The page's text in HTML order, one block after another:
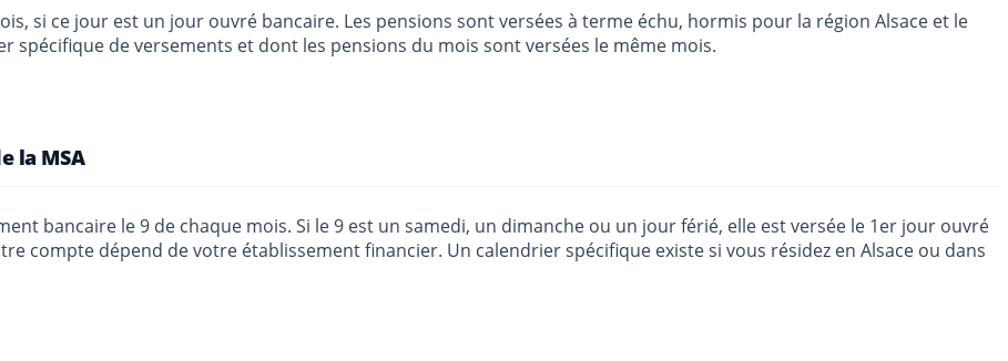
si ce jour est un jour ouvré bancaire. Les pensions sont versées à terme échu, hormis pour la région Alsace et le
spécifique de versements et dont les pensions du mois sont versées le même mois.
la MSA
bancaire le 9 de chaque mois. Si le 9 est un samedi, un dimanche ou un jour férié, elle est versée le 1er jour ouvré
compte dépend de votre établissement financier. Un calendrier spécifique existe si vous résidez en Alsace ou dans